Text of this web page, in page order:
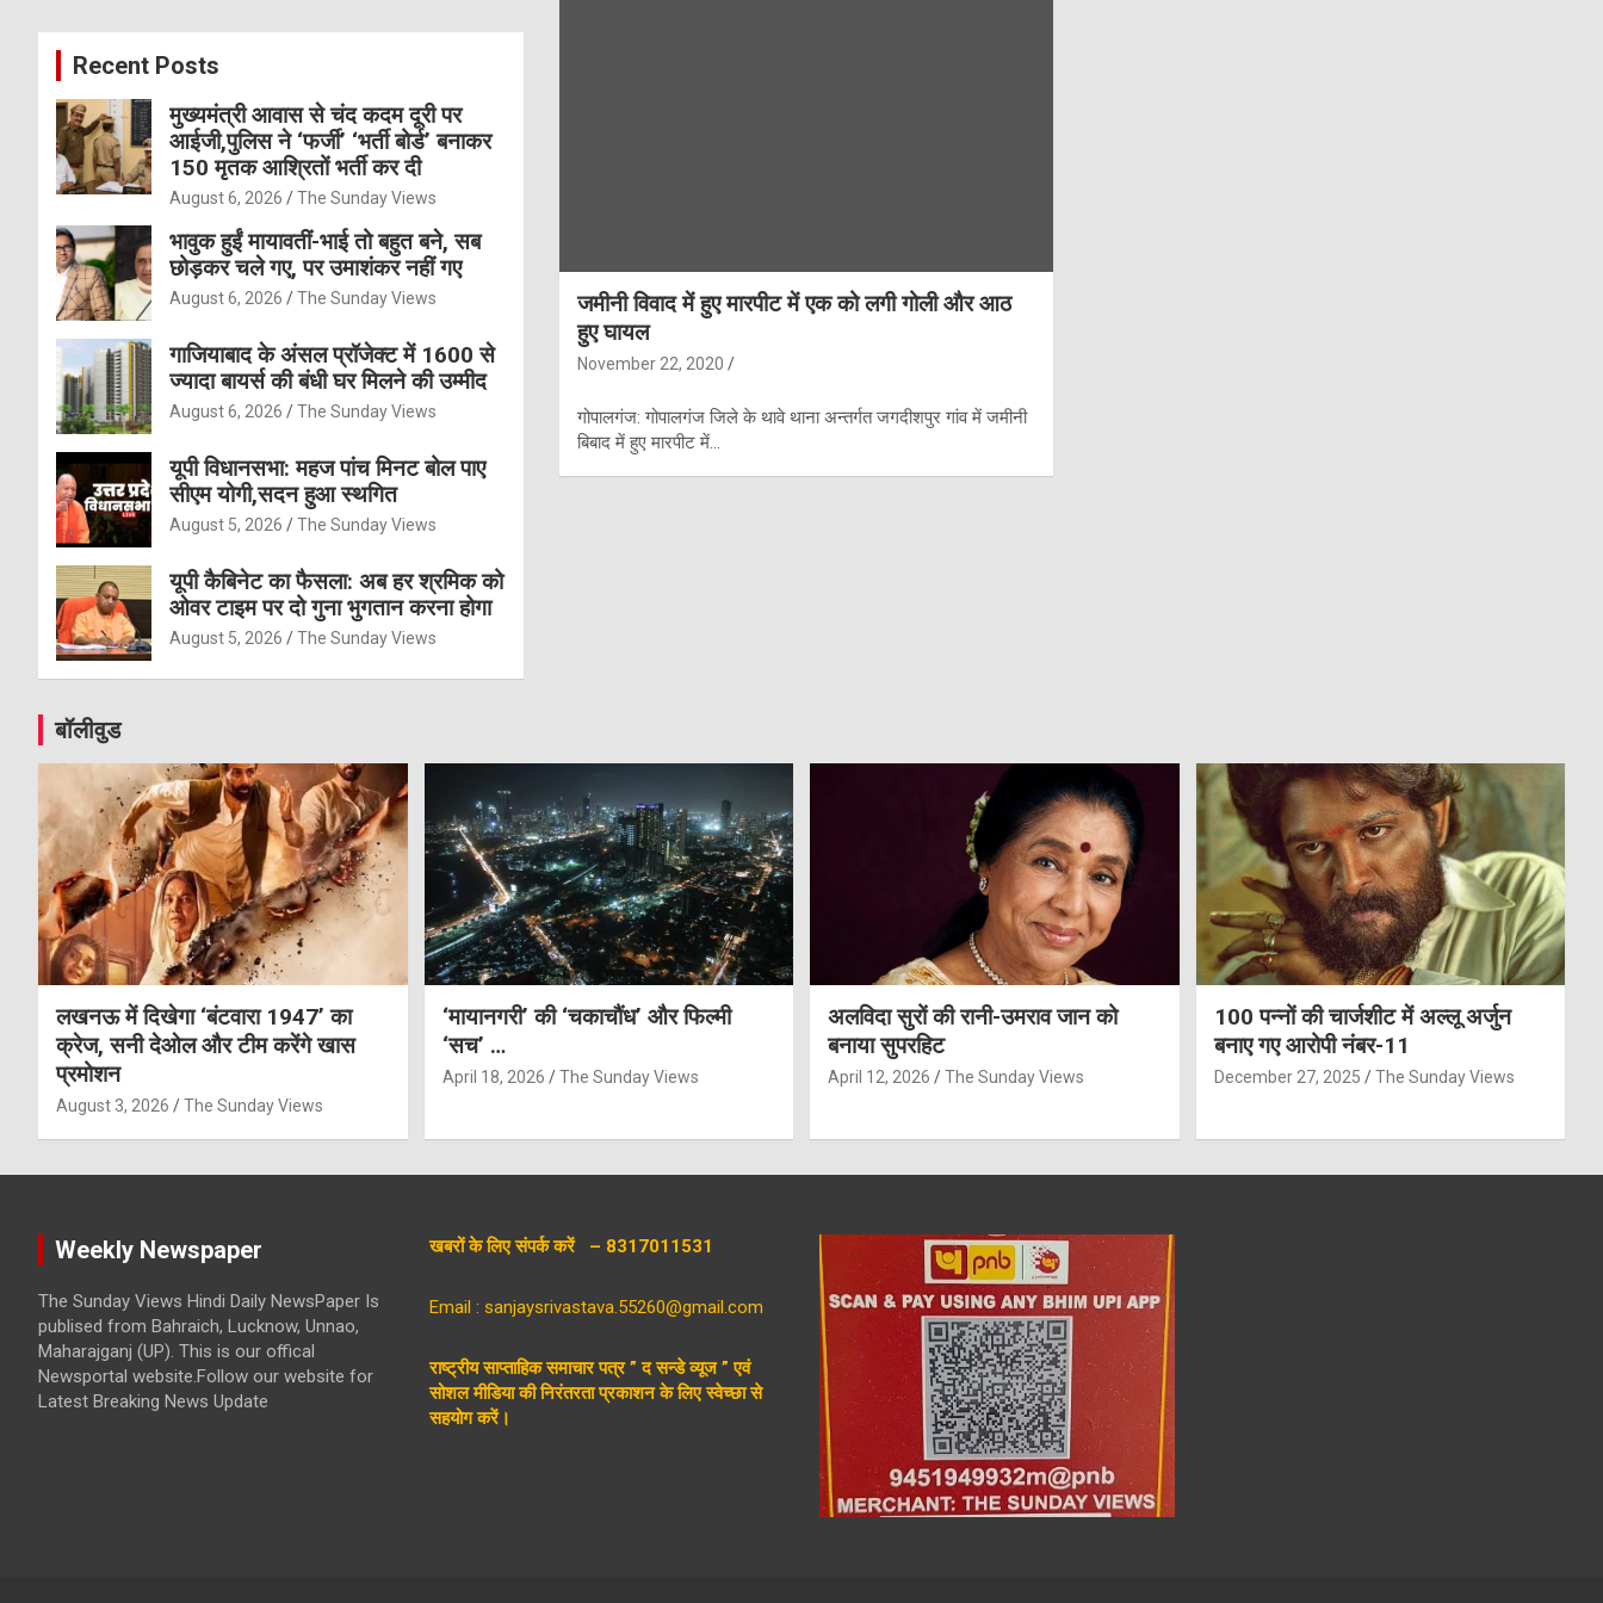
जमीनी विवाद में हुए मारपीट में एक को लगी गोली और आठ
हुए घायल
November 22, 2020
गोपालगंज: गोपालगंज जिले के थावे थाना अन्तर्गत जगदीशपुर गांव में जमीनी
बिबाद में हुए मारपीट में…
c
Recent Posts
मुख्यमंत्री आवास से चंद कदम दूरी पर
आईजी,पुलिस ने ‘फर्जी’ ‘भर्ती बोर्ड’ बनाकर
150 मृतक आश्रितों भर्ती कर दी
August 6, 2026 The Sunday Views
भावुक हुईं मायावतीं-भाई तो बहुत बने, सब
छोड़कर चले गए, पर उमाशंकर नहीं गए
August 6, 2026 The Sunday Views
गाजियाबाद के अंसल प्रॉजेक्ट में 1600 से
ज्यादा बायर्स की बंधी घर मिलने की उम्मीद
August 6, 2026 The Sunday Views
यूपी विधानसभा: महज पांच मिनट बोल पाए
सीएम योगी,सदन हुआ स्थगित
August 5, 2026 The Sunday Views
यूपी कैबिनेट का फैसला: अब हर श्रमिक को
ओवर टाइम पर दो गुना भुगतान करना होगा
August 5, 2026 The Sunday Views
बॉलीवुड
लखनऊ में दिखेगा ‘बंटवारा 1947’ का
क्रेज, सनी देओल और टीम करेंगे खास
प्रमोशन
August 3, 2026 The Sunday Views
‘मायानगरी’ की ‘चकाचौंध’ और फिल्मी
‘सच’ …
April 18, 2026 The Sunday Views
अलविदा सुरों की रानी-उमराव जान को
बनाया सुपरहिट
April 12, 2026 The Sunday Views
100 पन्नों की चार्जशीट में अल्लू अर्जुन
बनाए गए आरोपी नंबर-11
December 27, 2025 The Sunday Views
Weekly Newspaper
The Sunday Views Hindi Daily NewsPaper Is
publised from Bahraich, Lucknow, Unnao,
Maharajganj (UP). This is our offical
Newsportal website.Follow our website for
Latest Breaking News Update
खबरों के लिए संपर्क करें – 8317011531
Email : sanjaysrivastava.55260@gmail.com
राष्ट्रीय साप्ताहिक समाचार पत्र ” द सन्डे व्यूज ” एवं
सोशल मीडिया की निरंतरता प्रकाशन के लिए स्वेच्छा से
सहयोग करें।